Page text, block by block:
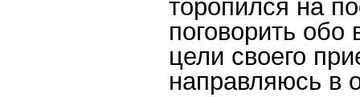
торопился на
поговорить
цели своего
направляюсь в